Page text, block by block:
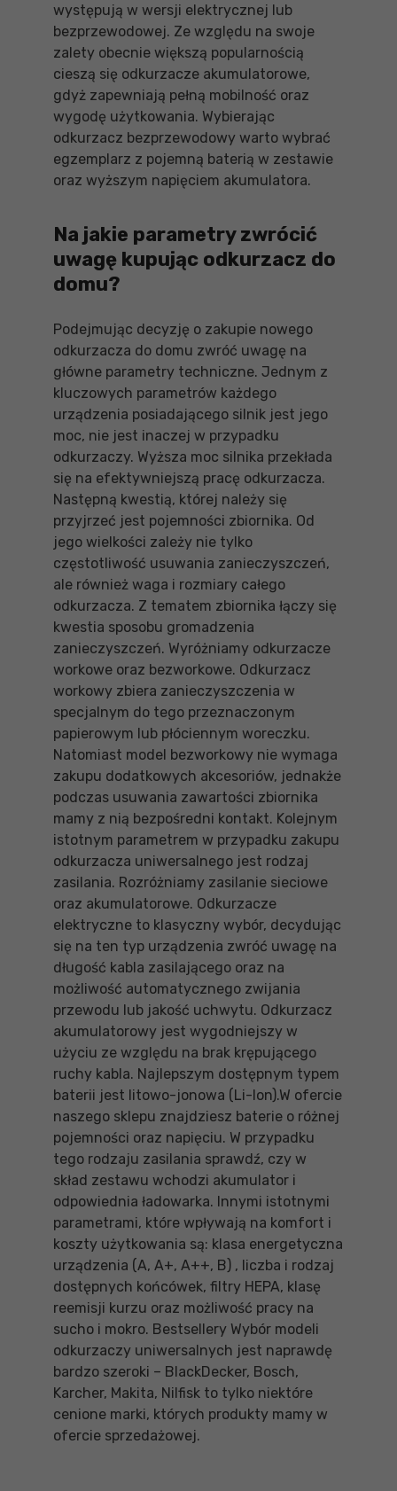
występują w wersji elektrycznej lub
bezprzewodowej. Ze względu na swoje
zalety obecnie większą popularnością
cieszą się odkurzacze akumulatorowe,
gdyż zapewniają pełną mobilność oraz
wygodę użytkowania. Wybierając
odkurzacz bezprzewodowy warto wybrać
egzemplarz z pojemną baterią w zestawie
oraz wyższym napięciem akumulatora.
Na jakie parametry zwrócić
uwagę kupując odkurzacz do
domu?
Podejmując decyzję o zakupie nowego
odkurzacza do domu zwróć uwagę na
główne parametry techniczne. Jednym z
kluczowych parametrów każdego
urządzenia posiadającego silnik jest jego
moc, nie jest inaczej w przypadku
odkurzaczy. Wyższa moc silnika przekłada
się na efektywniejszą pracę odkurzacza.
Następną kwestią, której należy się
przyjrzeć jest pojemności zbiornika. Od
jego wielkości zależy nie tylko
częstotliwość usuwania zanieczyszczeń,
ale również waga i rozmiary całego
odkurzacza. Z tematem zbiornika łączy się
kwestia sposobu gromadzenia
zanieczyszczeń. Wyróżniamy odkurzacze
workowe oraz bezworkowe. Odkurzacz
workowy zbiera zanieczyszczenia w
specjalnym do tego przeznaczonym
papierowym lub płóciennym woreczku.
Natomiast model bezworkowy nie wymaga
zakupu dodatkowych akcesoriów, jednakże
podczas usuwania zawartości zbiornika
mamy z nią bezpośredni kontakt. Kolejnym
istotnym parametrem w przypadku zakupu
odkurzacza uniwersalnego jest rodzaj
zasilania. Rozróżniamy zasilanie sieciowe
oraz akumulatorowe. Odkurzacze
elektryczne to klasyczny wybór, decydując
się na ten typ urządzenia zwróć uwagę na
długość kabla zasilającego oraz na
możliwość automatycznego zwijania
przewodu lub jakość uchwytu. Odkurzacz
akumulatorowy jest wygodniejszy w
użyciu ze względu na brak krępującego
ruchy kabla. Najlepszym dostępnym typem
baterii jest litowo-jonowa (Li-Ion).W ofercie
naszego sklepu znajdziesz baterie o różnej
pojemności oraz napięciu. W przypadku
tego rodzaju zasilania sprawdź, czy w
skład zestawu wchodzi akumulator i
odpowiednia ładowarka. Innymi istotnymi
parametrami, które wpływają na komfort i
koszty użytkowania są: klasa energetyczna
urządzenia (A, A+, A++, B) , liczba i rodzaj
dostępnych końcówek, filtry HEPA, klasę
reemisji kurzu oraz możliwość pracy na
sucho i mokro. Bestsellery Wybór modeli
odkurzaczy uniwersalnych jest naprawdę
bardzo szeroki – BlackDecker, Bosch,
Karcher, Makita, Nilfisk to tylko niektóre
cenione marki, których produkty mamy w
ofercie sprzedażowej.